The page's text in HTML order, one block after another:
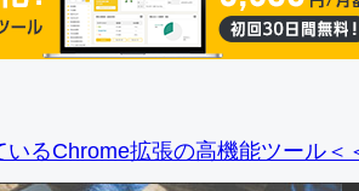
いるChrome拡張の高機能ツール＜